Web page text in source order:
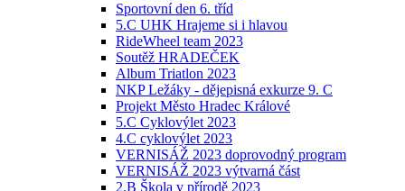
Sportovní den 6. tříd
5.C UHK Hrajeme si i hlavou
RideWheel team 2023
Soutěž HRADEČEK
Album Triatlon 2023
NKP Ležáky - dějepisná exkurze 9. C
Projekt Město Hradec Králové
5.C Cyklovýlet 2023
4.C cyklovýlet 2023
VERNISÁŽ 2023 doprovodný program
VERNISÁŽ 2023 výtvarná část
2.B Škola v přírodě 2023